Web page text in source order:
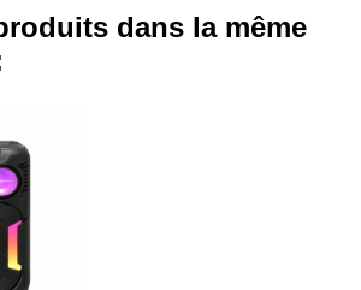
dans la même